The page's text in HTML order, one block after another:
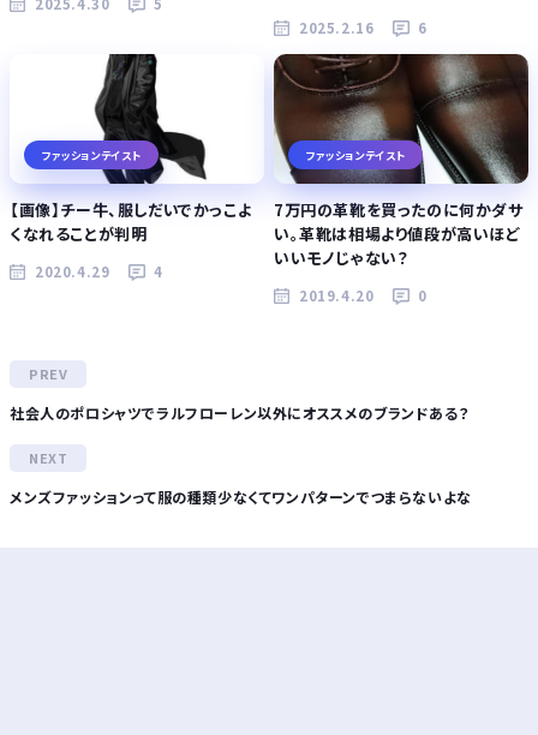
2025.4.30 5
2025.2.16 6
ファッションテイスト
【画像】チー牛、服しだいでかっこよ
くなれることが判明
2020.4.29 4
ファッションテイスト
7万円の革靴を買ったのに何かダサ
い。革靴は相場より値段が高いほど
いいモノじゃない？
2019.4.20 0
社会人のポロシャツでラルフローレン以外にオススメのブランドある？
メンズファッションって服の種類少なくてワンパターンでつまらないよな